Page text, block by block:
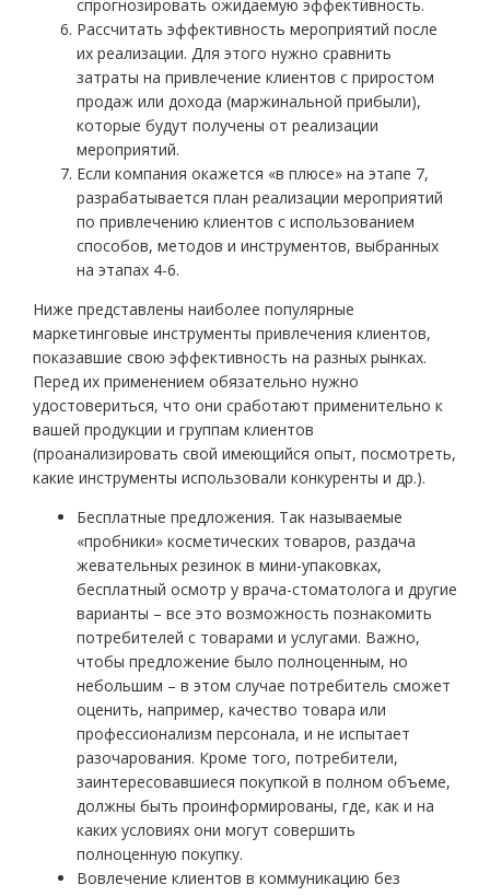
спрогнозировать ожидаемую эффективность.
Рассчитать эффективность мероприятий после
их реализации. Для этого нужно сравнить
затраты на привлечение клиентов с приростом
продаж или дохода (маржинальной прибыли),
которые будут получены от реализации
мероприятий.
Если компания окажется «в плюсе» на этапе 7,
разрабатывается план реализации мероприятий
по привлечению клиентов с использованием
способов, методов и инструментов, выбранных
на этапах 4-6.
Ниже представлены наиболее популярные
маркетинговые инструменты привлечения клиентов,
показавшие свою эффективность на разных рынках.
Перед их применением обязательно нужно
удостовериться, что они сработают применительно к
вашей продукции и группам клиентов
(проанализировать свой имеющийся опыт, посмотреть,
какие инструменты использовали конкуренты и др.).
Бесплатные предложения. Так называемые
«пробники» косметических товаров, раздача
жевательных резинок в мини-упаковках,
бесплатный осмотр у врача-стоматолога и другие
варианты – все это возможность познакомить
потребителей с товарами и услугами. Важно,
чтобы предложение было полноценным, но
небольшим – в этом случае потребитель сможет
оценить, например, качество товара или
профессионализм персонала, и не испытает
разочарования. Кроме того, потребители,
заинтересовавшиеся покупкой в полном объеме,
должны быть проинформированы, где, как и на
каких условиях они могут совершить
полноценную покупку.
Вовлечение клиентов в коммуникацию без